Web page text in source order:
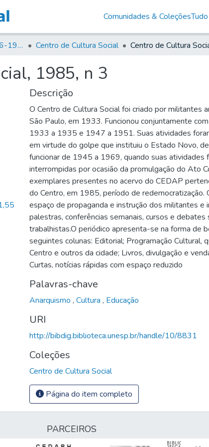
Comunidades & Coleções
Canto Libertário (1906-1995) Centro de Cultura Social
1985, n 3
Descrição
O Centro de Cultura Social foi criado por militantes
São Paulo, em 1933. Funcionou conjuntamente
1933 a 1935 e 1947 a 1951. Suas atividades
em virtude do golpe que instituiu o Estado Novo,
funcionar de 1945 a 1969, quando suas atividades
interrompidas por ocasião da promulgação do Ato
exemplares presentes no acervo do CEDAP
do Centro, em 1985, período de redemocratização.
espaço de propaganda e instrução dos militantes e
palestras, conferências semanais, cursos e
trabalhistas.O periódico apresenta-se na forma de
seguintes colunas: Editorial; Programação Cultural,
Centro e outros da cidade; Livros, divulgação e
Curtas, notícias rápidas com espaço reduzido
Palavras-chave
Anarquismo , Cultura , Educação
URI
http://bibdig.biblioteca.unesp.br/handle/10/8831
Coleções
Centro de Cultura Social
Página do item completo
PARCEIROS